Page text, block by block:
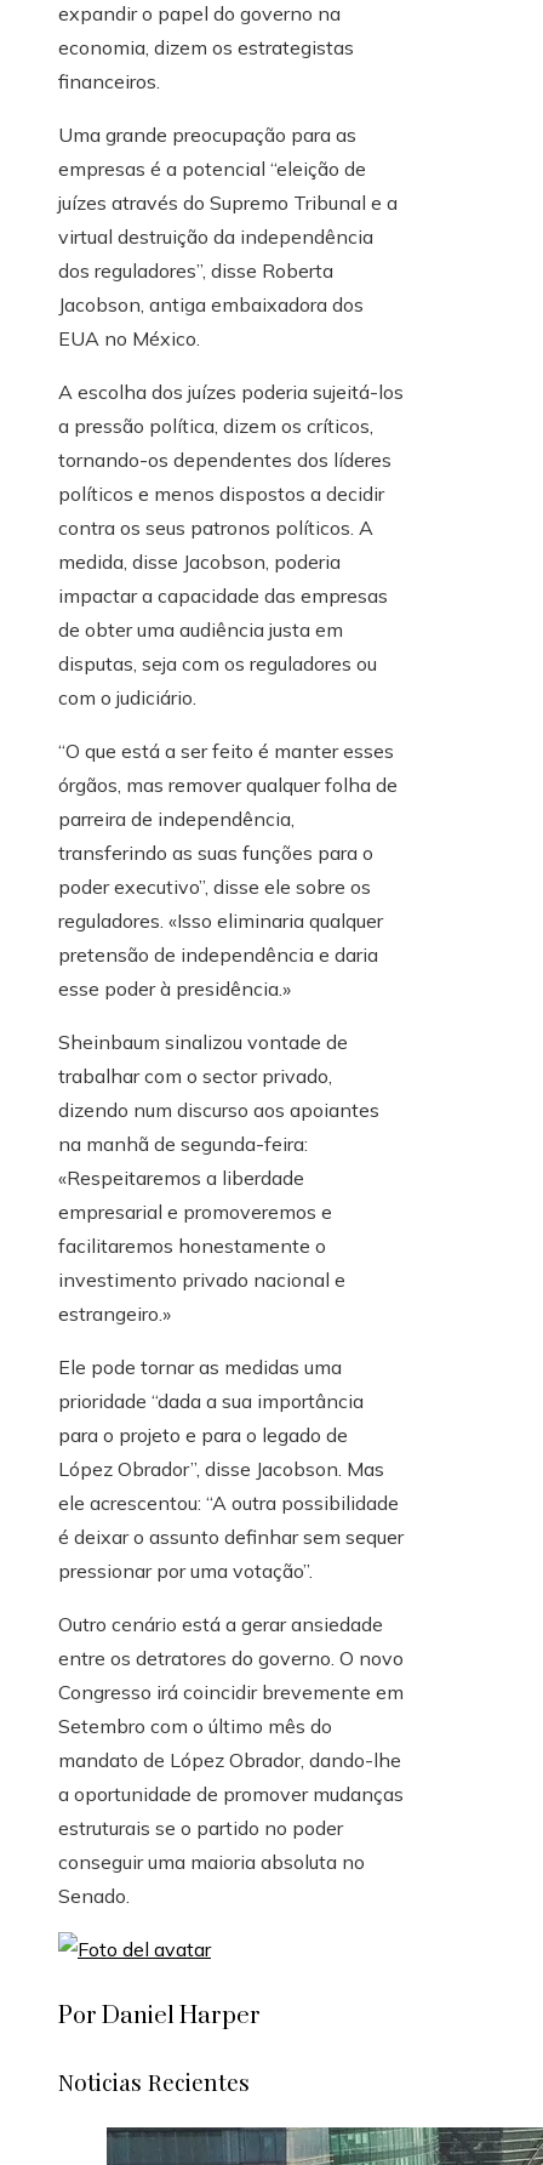
expandir o papel do governo na
economia, dizem os estrategistas
financeiros.
Uma grande preocupação para as
empresas é a potencial “eleição de
juízes através do Supremo Tribunal e a
virtual destruição da independência
dos reguladores”, disse Roberta
Jacobson, antiga embaixadora dos
EUA no México.
A escolha dos juízes poderia sujeitá-los
a pressão política, dizem os críticos,
tornando-os dependentes dos líderes
políticos e menos dispostos a decidir
contra os seus patronos políticos. A
medida, disse Jacobson, poderia
impactar a capacidade das empresas
de obter uma audiência justa em
disputas, seja com os reguladores ou
com o judiciário.
“O que está a ser feito é manter esses
órgãos, mas remover qualquer folha de
parreira de independência,
transferindo as suas funções para o
poder executivo”, disse ele sobre os
reguladores. «Isso eliminaria qualquer
pretensão de independência e daria
esse poder à presidência.»
Sheinbaum sinalizou vontade de
trabalhar com o sector privado,
dizendo num discurso aos apoiantes
na manhã de segunda-feira:
«Respeitaremos a liberdade
empresarial e promoveremos e
facilitaremos honestamente o
investimento privado nacional e
estrangeiro.»
Ele pode tornar as medidas uma
prioridade “dada a sua importância
para o projeto e para o legado de
López Obrador”, disse Jacobson. Mas
ele acrescentou: “A outra possibilidade
é deixar o assunto definhar sem sequer
pressionar por uma votação”.
Outro cenário está a gerar ansiedade
entre os detratores do governo. O novo
Congresso irá coincidir brevemente em
Setembro com o último mês do
mandato de López Obrador, dando-lhe
a oportunidade de promover mudanças
estruturais se o partido no poder
conseguir uma maioria absoluta no
Senado.
Por Daniel Harper
Noticias Recientes